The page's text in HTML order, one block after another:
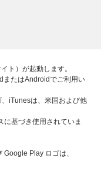
ト）が起動します。
またはAndroidでご利用い
iTunesは、米国および他
に基づき使用されていま
Play ロゴは、